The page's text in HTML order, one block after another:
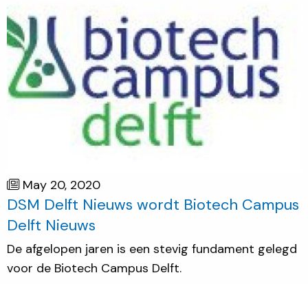
May 20, 2020
DSM Delft Nieuws wordt Biotech Campus
Delft Nieuws
De afgelopen jaren is een stevig fundament gelegd
voor de Biotech Campus Delft.